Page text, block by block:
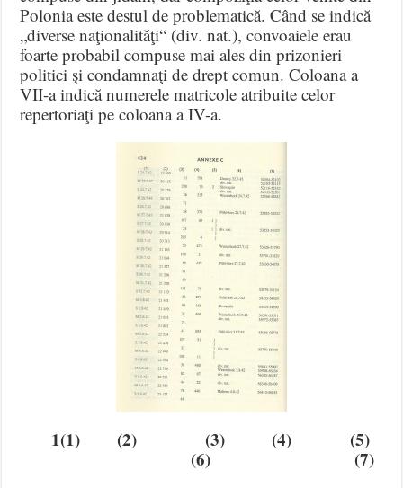
Polonia este destul de problematică. Când se indică
„diverse naţionalităţi“ (div. nat.), convoaiele erau
foarte probabil compuse mai ales din prizonieri
politici şi condamnaţi de drept comun. Coloana a
VII-a indică numerele matricole atribuite celor
repertoriaţi pe coloana a IV-a.
1(1) (2) (3) (4) (5)
(6) (7)